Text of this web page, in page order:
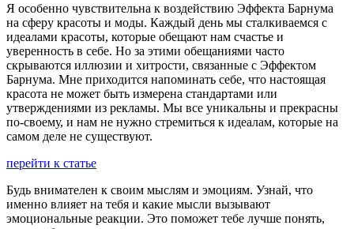
Я особенно чувствительна к воздействию Эффекта Барнума
на сферу красоты и моды. Каждый день мы сталкиваемся с
идеалами красоты, которые обещают нам счастье и
уверенность в себе. Но за этими обещаниями часто
скрываются иллюзии и хитрости, связанные с Эффектом
Барнума. Мне приходится напоминать себе, что настоящая
красота не может быть измерена стандартами или
утверждениями из рекламы. Мы все уникальны и прекрасны
по-своему, и нам не нужно стремиться к идеалам, которые на
самом деле не существуют.
перейти к статье
Будь внимателен к своим мыслям и эмоциям. Узнай, что
именно влияет на тебя и какие мысли вызывают
эмоциональные реакции. Это поможет тебе лучше понять,